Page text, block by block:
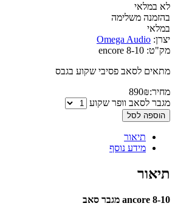
לא במלאי
בהזמנה משלימה
במלאי
יצרן: Omega Audio
מק"ט: encore 8-10
מתאים לסאב פסיבי שקוע בגבס
מחיר:
890₪
מגבר לסאב וופר שקוע
הוספה לסל
תיאור
מידע נוסף
תיאור
ancore 8-10 מגבר סאב